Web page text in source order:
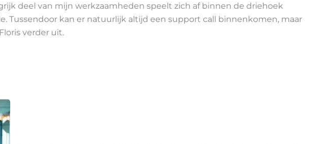
deel van mijn werkzaamheden speelt zich af binnen de driehoek
Tussendoor kan er natuurlijk altijd een support call binnenkomen, maar
verder uit.